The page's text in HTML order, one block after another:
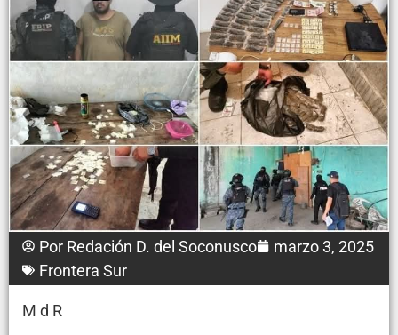
Por Redación D. del Soconusco
marzo 3, 2025
Frontera Sur
M d R